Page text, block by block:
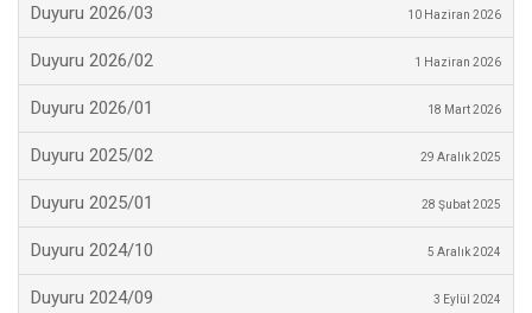
Duyuru 2026/03 10 Haziran 2026
Duyuru 2026/02 1 Haziran 2026
Duyuru 2026/01 18 Mart 2026
Duyuru 2025/02 29 Aralık 2025
Duyuru 2025/01 28 Şubat 2025
Duyuru 2024/10 5 Aralık 2024
Duyuru 2024/09 3 Eylül 2024